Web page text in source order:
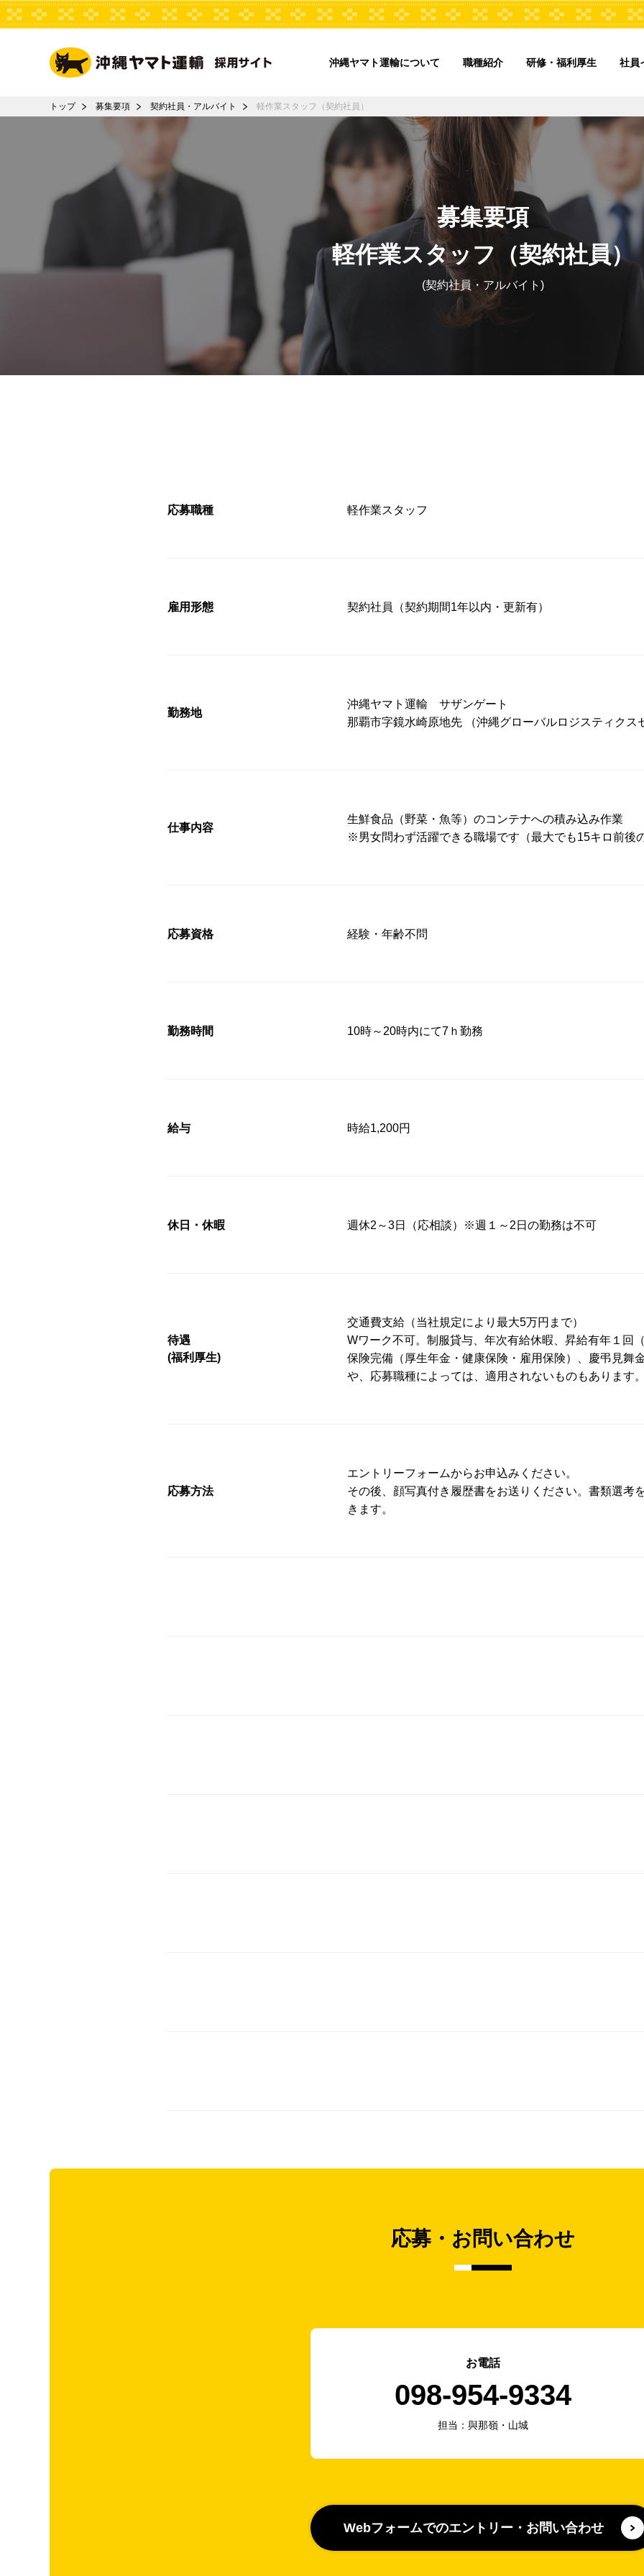
沖縄ヤマト運輸について 職種紹介 研修・福利厚生 社員
トップ 募集要項 契約社員・アルバイト 軽作業スタッフ（契約社員）
募集要項
軽作業スタッフ（契約社員）
(契約社員・アルバイト)
応募職種 軽作業スタッフ
雇用形態 契約社員（契約期間1年以内・更新有）
勤務地
沖縄ヤマト運輸 サザンゲート
那覇市字鏡水崎原地先 （沖縄グローバルロジスティクス
仕事内容
生鮮食品（野菜・魚等）のコンテナへの積み込み作業
※男女問わず活躍できる職場です（最大でも15キロ前後
応募資格 経験・年齢不問
勤務時間 10時～20時内にて7ｈ勤務
給与 時給1,200円
休日・休暇 週休2～3日（応相談）※週１～2日の勤務は不可
待遇
(福利厚生)
交通費支給（当社規定により最大5万円まで）
Wワーク不可。制服貸与、年次有給休暇、昇給有年１回
保険完備（厚生年金・健康保険・雇用保険）、慶弔見
や、応募職種によっては、適用されないものもあります。
応募方法
エントリーフォームからお申込みください。
その後、顔写真付き履歴書をお送りください。書類選考
きます。
応募・お問い合わせ
お電話
098-954-9334
担当：與那嶺・山城
Webフォームでのエントリー ・ お問い合わせ